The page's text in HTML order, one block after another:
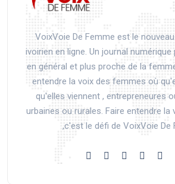
VoixVoie De Femme est le
ivoirien en ligne. Un journal
en général et plus proche de la
entendre la voix des femmes où
qu'elles viennent , entrepreneures
urbaines ou rurales. Faire entendre
,c'est le défi de VoixVoie De